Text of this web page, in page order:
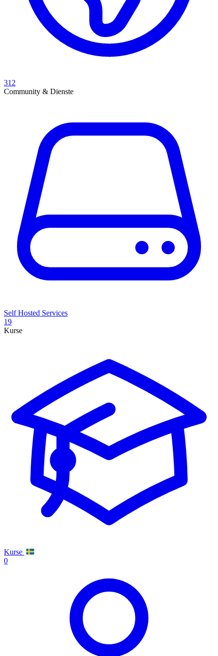
312
Community & Dienste
Self Hosted Services
19
Kurse
Kurse
0